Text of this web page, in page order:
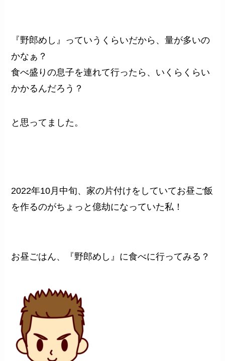
『野郎めし』っていうくらいだから、量が多いの
かなぁ？
食べ盛りの息子を連れて行ったら、いくらくらい
かかるんだろう？
と思ってました。
2022年10月中旬、家の片付けをしていてお昼ご飯
を作るのがちょっと億劫になっていた私！
お昼ごはん、『野郎めし』に食べに行ってみる？